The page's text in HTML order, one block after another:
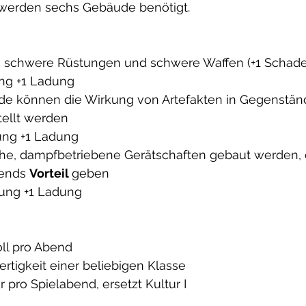
sechs Gebäude benötigt.
Rüstungen und schwere Waffen (+1
+1 Ladung
können die Wirkung von Artefakten in
werden
+1 Ladung
dampfbetriebene Gerätschaften gebaut
Vorteil geben
+1 Ladung
pro Abend
einer beliebigen Klasse
pro Spielabend, ersetzt Kultur I